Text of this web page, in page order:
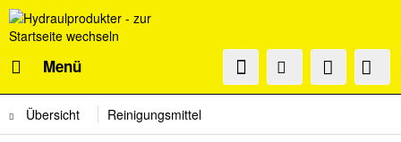
Menü
Übersicht Reinigungsmittel